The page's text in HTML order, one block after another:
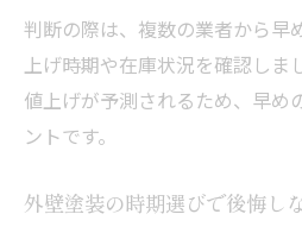
判断の際は、複数の業者から早
上げ時期や在庫状況を確認しま
値上げが予測されるため、早め
ントです。
外壁塗装の時期選びで後悔し